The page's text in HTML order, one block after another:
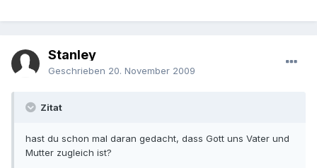
Stanley
Geschrieben 20. November 2009
Zitat
hast du schon mal daran gedacht, dass Gott uns Vater und
Mutter zugleich ist?